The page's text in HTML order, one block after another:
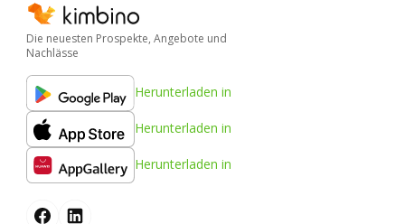
Die neuesten Prospekte, Angebote und
Nachlässe
Herunterladen in
Herunterladen in
Herunterladen in